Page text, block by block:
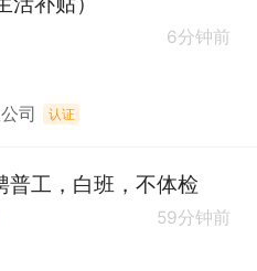
6分钟前
司 认证
普工，白班，不体检
59分钟前